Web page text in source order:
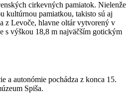
cirkevných pamiatok. Nielenže
kultúrnou pamiatkou, takisto sú aj
z Levoče, hlavne oltár vytvorený v
s výškou 18,8 m najväčším gotickým
a autonómie pochádza z konca 15.
Spiša.